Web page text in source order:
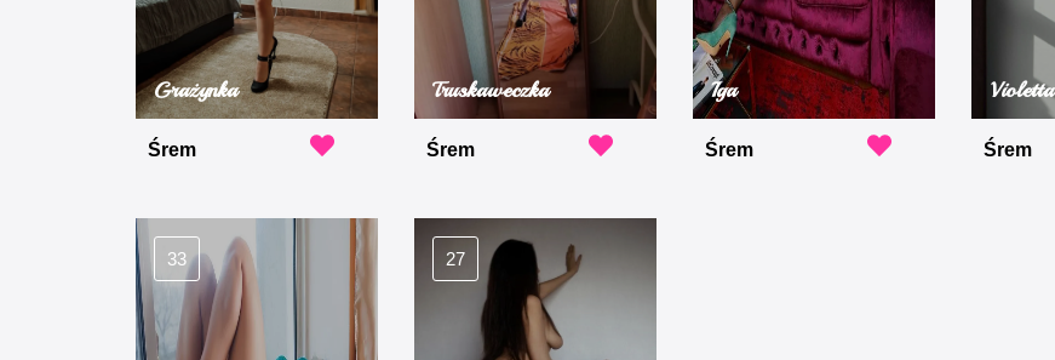
Grażynka
Śrem
Truskaweczka
Śrem
Iga
Śrem
Violetta
Śrem
33 27